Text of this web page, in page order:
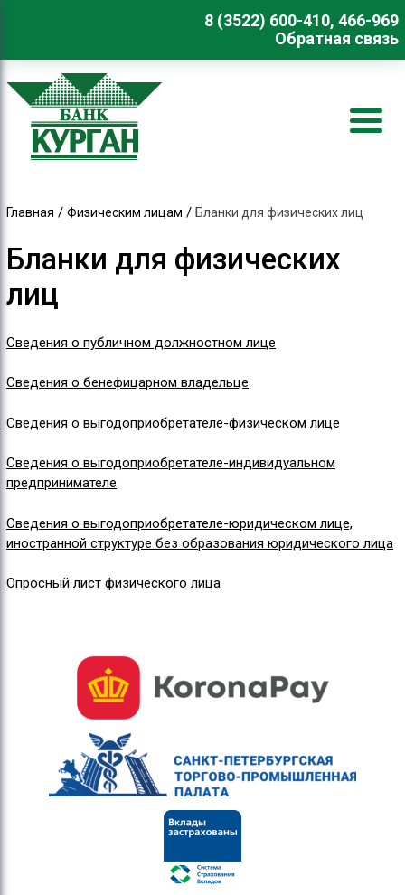
8 (3522) 600-410, 466-969
Обратная связь
Главная / Физическим лицам / Бланки для физических лиц
Бланки для физических
лиц
Сведения о публичном должностном лице
Сведения о бенефицарном владельце
Сведения о выгодоприобретателе-физическом лице
Сведения о выгодоприобретателе-индивидуальном
предпринимателе
Сведения о выгодоприобретателе-юридическом лице,
иностранной структуре без образования юридического лица
Опросный лист физического лица